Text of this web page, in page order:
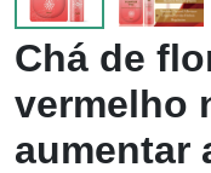
Chá de
vermelho
aumentar